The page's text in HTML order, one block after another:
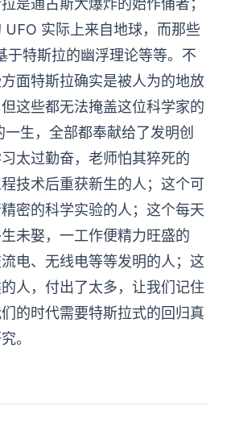
是通古斯大爆炸的始作俑者；
UFO 实际上来自地球，而那些
于特斯拉的幽浮理论等等。不
面特斯拉确实是被人为的地放
这些都无法掩盖这位科学家的
生，全部都奉献给了发明创
太过勤奋，老师怕其猝死的
技术后重获新生的人；这个可
密的科学实验的人；这个每天
未娶，一工作便精力旺盛的
电、无线电等等发明的人；这
人，付出了太多，让我们记住
的时代需要特斯拉式的回归真
。